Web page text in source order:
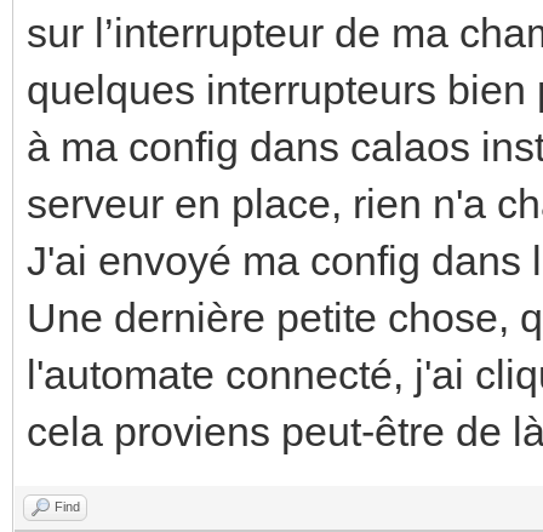
sur l’interrupteur de ma
quelques interrupteurs
à ma config dans calaos
serveur en place, rien n'a
J'ai envoyé ma config dans
Une dernière petite chose,
l'automate connecté, j'ai
cela proviens peut-être de
Find